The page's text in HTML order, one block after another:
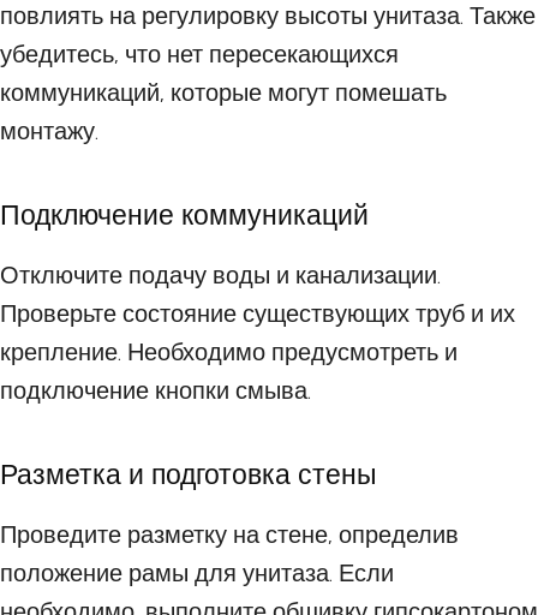
повлиять на регулировку высоты унитаза. Также
убедитесь, что нет пересекающихся
коммуникаций, которые могут помешать
монтажу.
Подключение коммуникаций
Отключите подачу воды и канализации.
Проверьте состояние существующих труб и их
крепление. Необходимо предусмотреть и
подключение кнопки смыва.
Разметка и подготовка стены
Проведите разметку на стене, определив
положение рамы для унитаза. Если